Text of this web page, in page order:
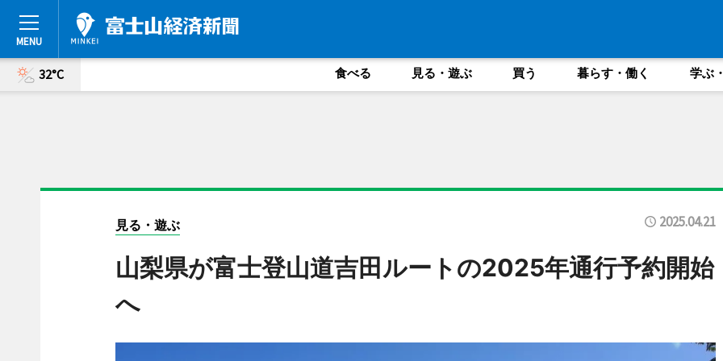
32°C 食べる 見る・遊ぶ 買う 暮らす・働く 学ぶ
見る・遊ぶ 2025.04.21
山梨県が富士登山道吉田ルートの2025年通行予約開始
へ